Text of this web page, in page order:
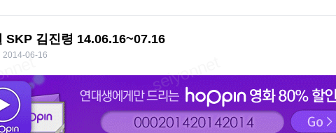
SKP 김진령 14.06.16~07.16
2014-06-16